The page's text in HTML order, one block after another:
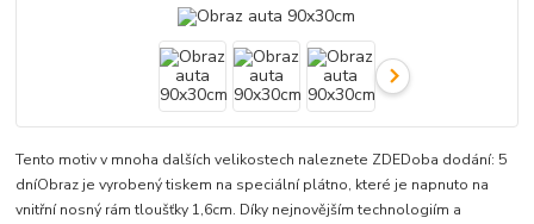
Tento motiv v mnoha dalších velikostech naleznete ZDEDoba dodání: 5
dníObraz je vyrobený tiskem na speciální plátno, které je napnuto na
vnitřní nosný rám tloušťky 1,6cm. Díky nejnovějším technologiím a